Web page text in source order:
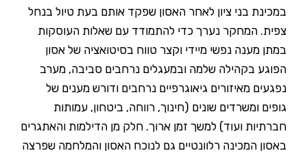
במכינת בני ציון לאחר האסון שפקד אותם בעת טיול בנחל
צפית. המחקר נערך כדי להתמודד עם שאלות העוסקות
במתן מענה נפשי מיידי וקצר טווח בסיטואציה של אסון
הפוגע בקהילה שלמה ובמעגלים נרחבים סביבה, מערב
נפגעים מאיזורים גיאוגרפיים נרחבים ודורש מענים של
גופים ומשרדים שונים (חינוך, רווחה, ביטחון, עמותות
חברתיות ועוד) למשך זמן ארוך. חלק מן הדילמות והאתגרים
באסון המכינה רלוונטיים גם לנוכח האסון והמלחמה שפרצה